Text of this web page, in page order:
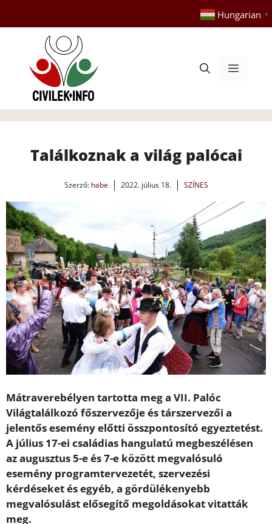
tartalomba
Hungarian ▼
Menü
Találkoznak a világ palócai
Szerző: habe 2022. július 18. SZÍNES
Mátraverebélyen tartotta meg a VII. Palóc
Világtalálkozó főszervezője és társzervezői a
jelentős esemény előtti összpontosító egyeztetést.
A július 17-ei családias hangulatú megbeszélésen
az augusztus 5-e és 7-e között megvalósuló
esemény programtervezetét, szervezési
kérdéseket és egyéb, a gördülékenyebb
megvalósulást elősegítő megoldásokat vitatták
meg.